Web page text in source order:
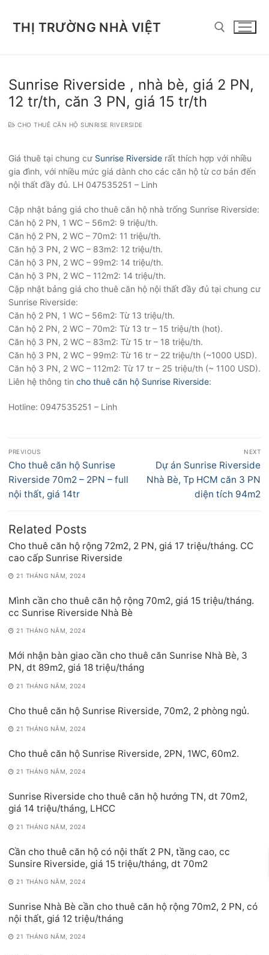
THỊ TRƯỜNG NHÀ VIỆT
Sunrise Riverside , nhà bè, giá 2 PN,
12 tr/th, căn 3 PN, giá 15 tr/th
CHO THUÊ CĂN HỘ SUNRISE RIVERSIDE
Giá thuê tại chung cư Sunrise Riverside rất thích hợp với nhiều
gia đình, với nhiều mức giá dành cho các căn hộ từ cơ bản đến
nội thất đầy đủ. LH 047535251 – Linh
Cập nhật bảng giá cho thuê căn hộ nhà trống Sunrise Riverside:
Căn hộ 2 PN, 1 WC – 56m2: 9 triệu/th.
Căn hộ 2 PN, 2 WC – 70m2: 11 triệu/th.
Căn hộ 3 PN, 2 WC – 83m2: 12 triệu/th.
Căn hộ 3 PN, 2 WC – 99m2: 14 triệu/th.
Căn hộ 3 PN, 2 WC – 112m2: 14 triệu/th.
Cập nhật bảng giá cho thuê căn hộ nội thất đầy đủ tại chung cư
Sunrise Riverside:
Căn hộ 2 PN, 1 WC – 56m2: Từ 13 triệu/th.
Căn hộ 2 PN, 2 WC – 70m2: Từ 13 tr – 15 triệu/th (hot).
Căn hộ 3 PN, 2 WC – 83m2: Từ 15 tr – 18 triệu/th.
Căn hộ 3 PN, 2 WC – 99m2: Từ 16 tr – 22 triệu/th (~1000 USD).
Căn hộ 3 PN, 2 WC – 112m2: Từ 17 tr – 25 triệu/th (~ 1100 USD).
Liên hệ thông tin cho thuê căn hộ Sunrise Riverside:
Hotline: 0947535251 – Linh
Điều
hướng
bài
viết
PREVIOUS
Previous
post:
Cho thuê căn hộ Sunrise
Riverside 70m2 – 2PN – full
nội thất, giá 14tr
NEXT
Next
post:
Dự án Sunrise Riverside
Nhà Bè, Tp HCM căn 3 PN
diện tích 94m2
Related Posts
Cho thuê căn hộ rộng 72m2, 2 PN, giá 17 triệu/tháng. CC
cao cấp Sunrise Riverside
21 THÁNG NĂM, 2024
Mình cần cho thuê căn hộ rộng 70m2, giá 15 triệu/tháng.
cc Sunrise Riverside Nhà Bè
21 THÁNG NĂM, 2024
Mới nhận bàn giao cần cho thuê căn Sunrise Nhà Bè, 3
PN, dt 89m2, giá 18 triệu/tháng
21 THÁNG NĂM, 2024
Cho thuê căn hộ Sunrise Riverside, 70m2, 2 phòng ngủ.
21 THÁNG NĂM, 2024
Cho thuê căn hộ Sunrise Riverside, 2PN, 1WC, 60m2.
21 THÁNG NĂM, 2024
Sunrise Riverside cho thuê căn hộ hướng TN, dt 70m2,
giá 14 triệu/tháng, LHCC
21 THÁNG NĂM, 2024
Cần cho thuê căn hộ có nội thất 2 PN, tầng cao, cc
Sunsire Riverside, giá 15 triệu/tháng, dt 70m2
21 THÁNG NĂM, 2024
Sunrise Nhà Bè cần cho thuê căn hộ rộng 70m2, 2 PN, có
nội thất, giá 12 triệu/tháng
21 THÁNG NĂM, 2024